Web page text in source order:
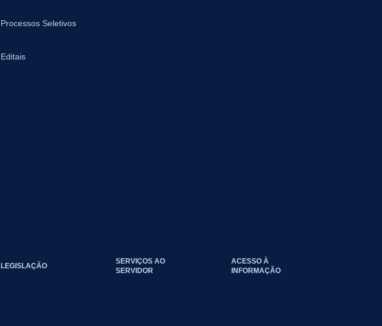
Processos Seletivos
Editais
LEGISLAÇÃO
SERVIÇOS AO
SERVIDOR
ACESSO À
INFORMAÇÃO